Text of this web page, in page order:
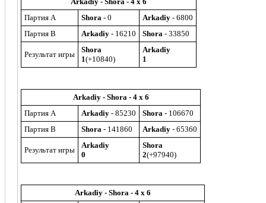
Партия A
Shora - 0 Arkadiy - 6800
Партия B
Arkadiy - 16210 Shora - 33850
Результат игры
Shora
1(+10840)
Arkadiy
1
Arkadiy - Shora - 4 x 6
Партия A
Arkadiy - 85230 Shora - 106670
Партия B
Shora - 141860 Arkadiy - 65360
Результат игры
Arkadiy
0
Shora
2(+97940)
Arkadiy - Shora - 4 x 6